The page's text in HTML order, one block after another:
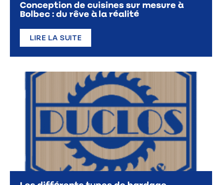
Conception de cuisines sur mesure à
Bolbec : du rêve à la réalité
LIRE LA SUITE